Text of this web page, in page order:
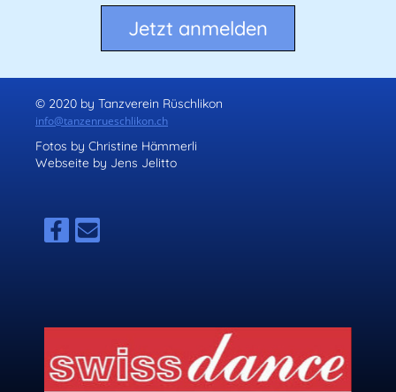
Jetzt anmelden
© 2020 by Tanzverein Rüschlikon
info@tanzenrueschlikon.ch
Fotos by Christine Hämmerli
Webseite by Jens Jelitto